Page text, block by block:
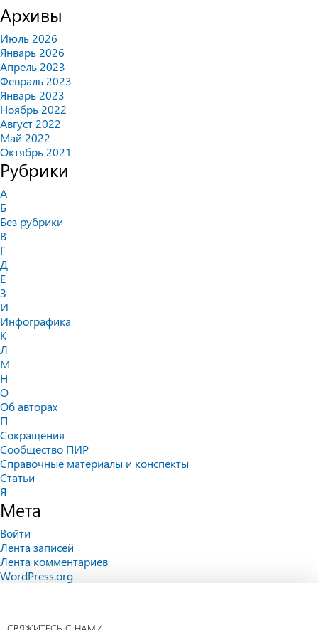
Архивы
Июль 2026
Январь 2026
Апрель 2023
Февраль 2023
Январь 2023
Ноябрь 2022
Август 2022
Май 2022
Октябрь 2021
Рубрики
А
Б
Без рубрики
В
Г
Д
Е
З
И
Инфографика
К
Л
М
Н
О
Об авторах
П
Сокращения
Сообщество ПИР
Справочные материалы и конспекты
Статьи
Я
Мета
Войти
Лента записей
Лента комментариев
WordPress.org